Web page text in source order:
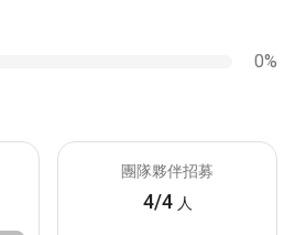
0%
團隊夥伴招募
4/4 人